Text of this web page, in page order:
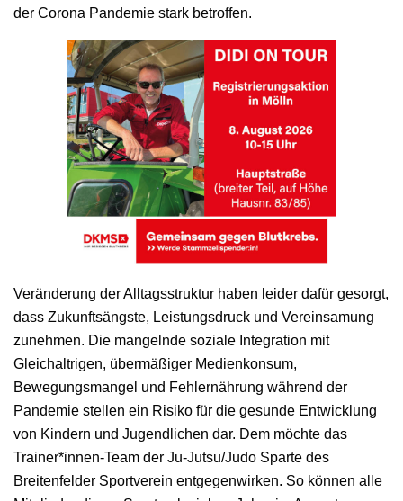
der Corona Pandemie stark betroffen.
Veränderung der Alltagsstruktur haben leider dafür gesorgt,
dass Zukunftsängste, Leistungsdruck und Vereinsamung
zunehmen. Die mangelnde soziale Integration mit
Gleichaltrigen, übermäßiger Medienkonsum,
Bewegungsmangel und Fehlernährung während der
Pandemie stellen ein Risiko für die gesunde Entwicklung
von Kindern und Jugendlichen dar. Dem möchte das
Trainer*innen-Team der Ju-Jutsu/Judo Sparte des
Breitenfelder Sportverein entgegenwirken. So können alle